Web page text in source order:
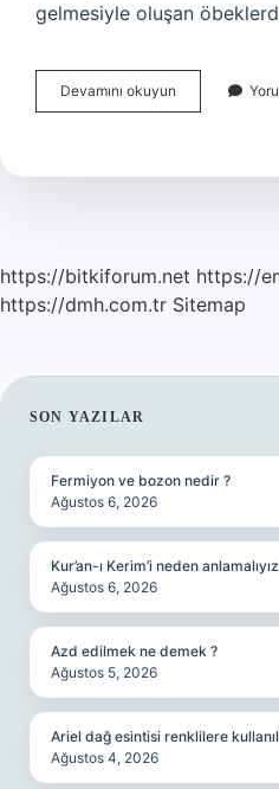
gelmesiyle oluşan
Devamını okuyun Zincirleme
Isim
Nasıl
https://bitkiforum.net https://
https://dmh.com.tr Sitemap
SIDEBAR
SON YAZILAR
Fermiyon ve bozon nedir ?
Ağustos 6, 2026
Kur’an-ı Kerim’i neden
Ağustos 6, 2026
Azd edilmek ne demek ?
Ağustos 5, 2026
Ariel dağ esintisi renklilere
Ağustos 4, 2026